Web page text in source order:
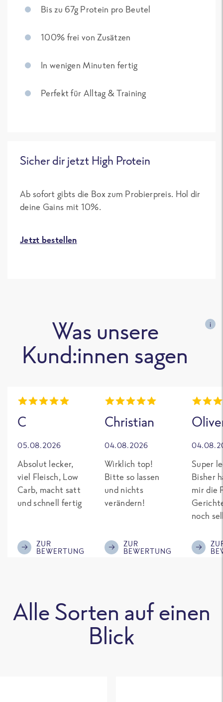
Bis zu 67g Protein pro Beutel
100% frei von Zusätzen
In wenigen Minuten fertig
Perfekt für Alltag & Training
Sicher dir jetzt High Protein
Ab sofort gibts die Box zum Probierpreis. Hol dir
deine Gains mit 10%.
Jetzt bestellen
Was unsere
Kund:innen sagen
i
C
05.08.2026
Absolut lecker,
viel Fleisch, Low
Carb, macht satt
und schnell fertig
ZUR
BEWERTUNG
Christian
04.08.2026
Wirklich top!
Bitte so lassen
und nichts
verändern!
ZUR
BEWERTUNG
Super
Bisher
mir die
noch
Eiweiß.
was
Alle Sorten auf einen
Blick